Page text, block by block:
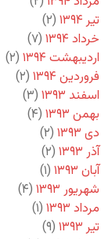
تیر ۱۳۹۴
(۲)
خرداد ۱۳۹۴
(۷)
اردیبهشت ۱۳۹۴
(۲)
فروردین ۱۳۹۴
(۲)
اسفند ۱۳۹۳
(۳)
بهمن ۱۳۹۳
(۴)
دی ۱۳۹۳
(۲)
آذر ۱۳۹۳
(۲)
آبان ۱۳۹۳
(۱)
شهریور ۱۳۹۳
(۴)
مرداد ۱۳۹۳
(۱)
تیر ۱۳۹۳
(۹)